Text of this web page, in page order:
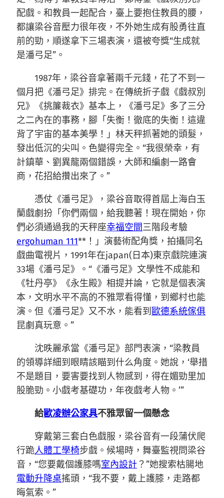
配戲。和教員一起配合，臺上要抱住教員的腰，
都讓梁谷音壓力很年夜，不外她生成有股勇往直
前的勁，順遂拿下三場表演，還被夸獎“生成就
是潘弓足”。
1987年，梁谷音拿著兩千元錢，花了不到一
個月把《潘弓足》排完。在傳統折子戲《戲叔別
兄》《挑簾裁衣》基本上，《潘弓足》多了三分
之二內在的事務，腳「失衡！徹底的失衡！這違
背了宇宙的基本美學！」林天秤抓著她的頭髮，
發出低沉的尖叫。色變得完全。“我很榮幸，有
計鎮華、劉異龍兩個錯誤，大師和編劇一路會
商，花招給攢出來了。”
憑仗《潘弓足》，梁谷音取得首屆上海白玉
蘭戲劇扮「你們兩個，給我聽著！現在開始，你
們必須通過我的天秤座幸福空間三階段考驗
ergohuman 111**！」演藝術配角獎，拍攝同名
戲曲電視片，1991年在japan(日本)東京戲院連演
33場《潘弓足》。“《潘弓足》文學性不成能和
《牡丹亭》《永生殿》相提并論，它就是個表演
本，文明水平不高的不雅眾看得懂，到鄉村也能
演。但《潘弓足》又不水，能看到 歐德系統傢俱
昆劇真玩意。”
沈昳麗承當《潘弓足》部門表演，“梁教員
的領導詳細到眼睛該瞄到什么角度。她說，‘舉措
不是題目，要害要找到人物感到，得在媚勁里加
股脆勁。小戲考基礎功，年夜戲考人物。’”
給歐凌辦公家具不雅眾留一個懸念
穿戴第三套白色戲服，梁谷音有一段蒲伏爬
行跪人體工學椅步戲。候場時，舞臺監視問梁谷
音，“您要戴個護膝嗎室內設計？”她搜索枯腸地
電動升降桌搖頭，“我不要，戴上護膝，走路都
晦氣索。”